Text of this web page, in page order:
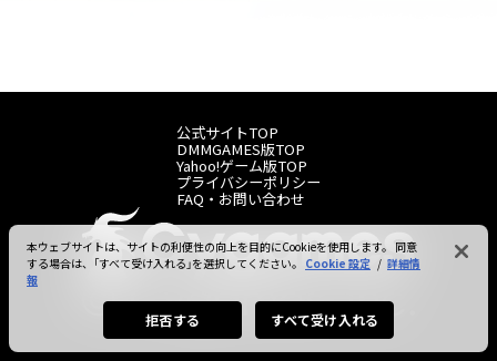
公式サイトTOP
DMMGAMES版TOP
Yahoo!ゲーム版TOP
プライバシーポリシー
FAQ・お問い合わせ
本ウェブサイトは、サイトの利便性の向上を目的にCookieを使用します。 同意
する場合は、「すべて受け入れる」を選択してください。 Cookie 設定 / 詳細情
報
拒否する すべて受け入れる